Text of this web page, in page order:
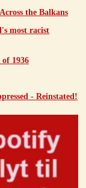
the Balkans
most racist
1936
- Reinstated!